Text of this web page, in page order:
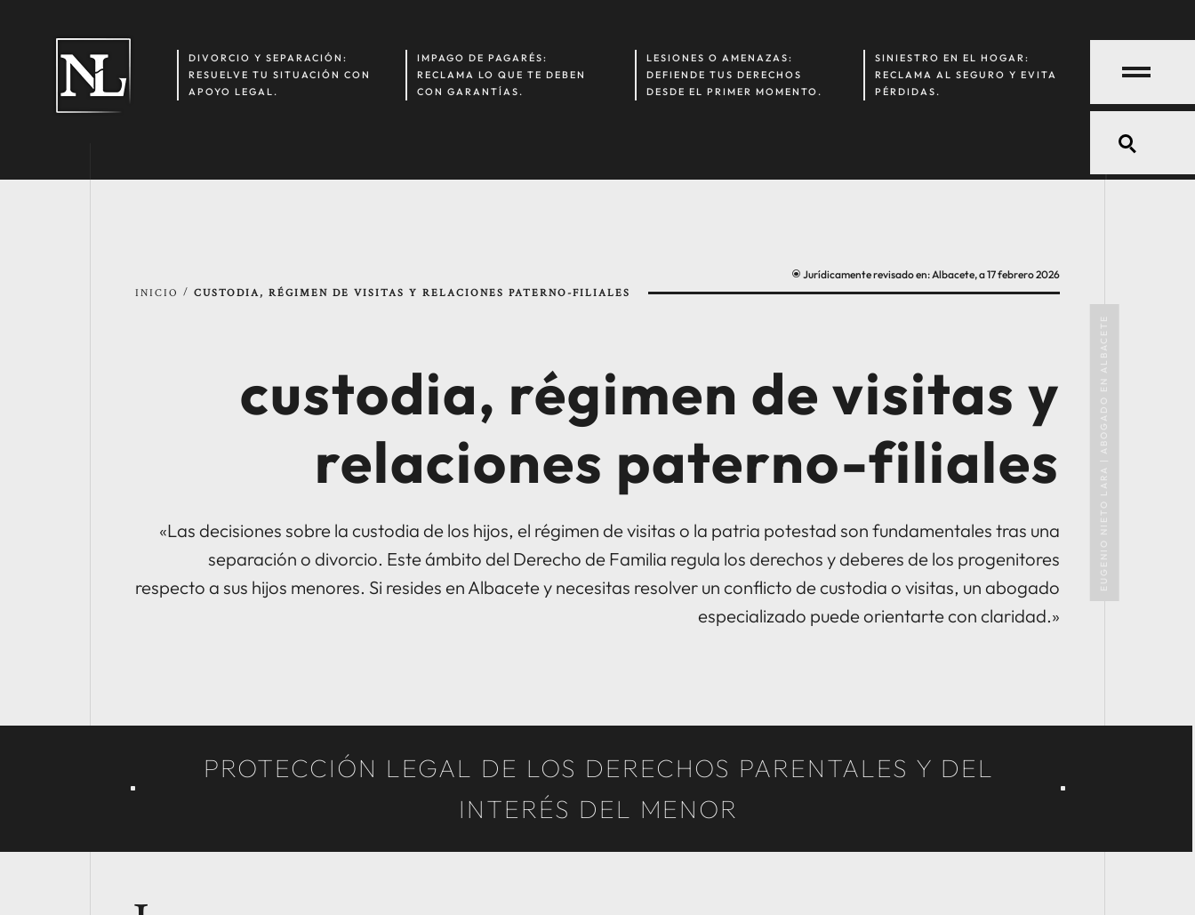
DIVORCIO Y SEPARACIÓN:
RESUELVE TU SITUACIÓN CON
APOYO LEGAL.
IMPAGO DE PAGARÉS:
RECLAMA LO QUE TE DEBEN
CON GARANTÍAS.
LESIONES O AMENAZAS:
DEFIENDE TUS DERECHOS
DESDE EL PRIMER MOMENTO.
SINIESTRO EN EL HOGAR:
RECLAMA AL SEGURO Y EVITA
PÉRDIDAS.
\ Jurídicamente revisado en: Albacete, a 17 febrero 2026
INICIO / CUSTODIA, RÉGIMEN DE VISITAS Y RELACIONES PATERNO-FILIALES
custodia, régimen de visitas y
relaciones paterno-filiales
«Las decisiones sobre la custodia de los hijos, el régimen de visitas o la patria potestad son fundamentales tras una
separación o divorcio. Este ámbito del Derecho de Familia regula los derechos y deberes de los progenitores
respecto a sus hijos menores. Si resides en Albacete y necesitas resolver un conflicto de custodia o visitas, un abogado
especializado puede orientarte con claridad.»
PROTECCIÓN LEGAL DE LOS DERECHOS PARENTALES Y DEL
INTERÉS DEL MENOR